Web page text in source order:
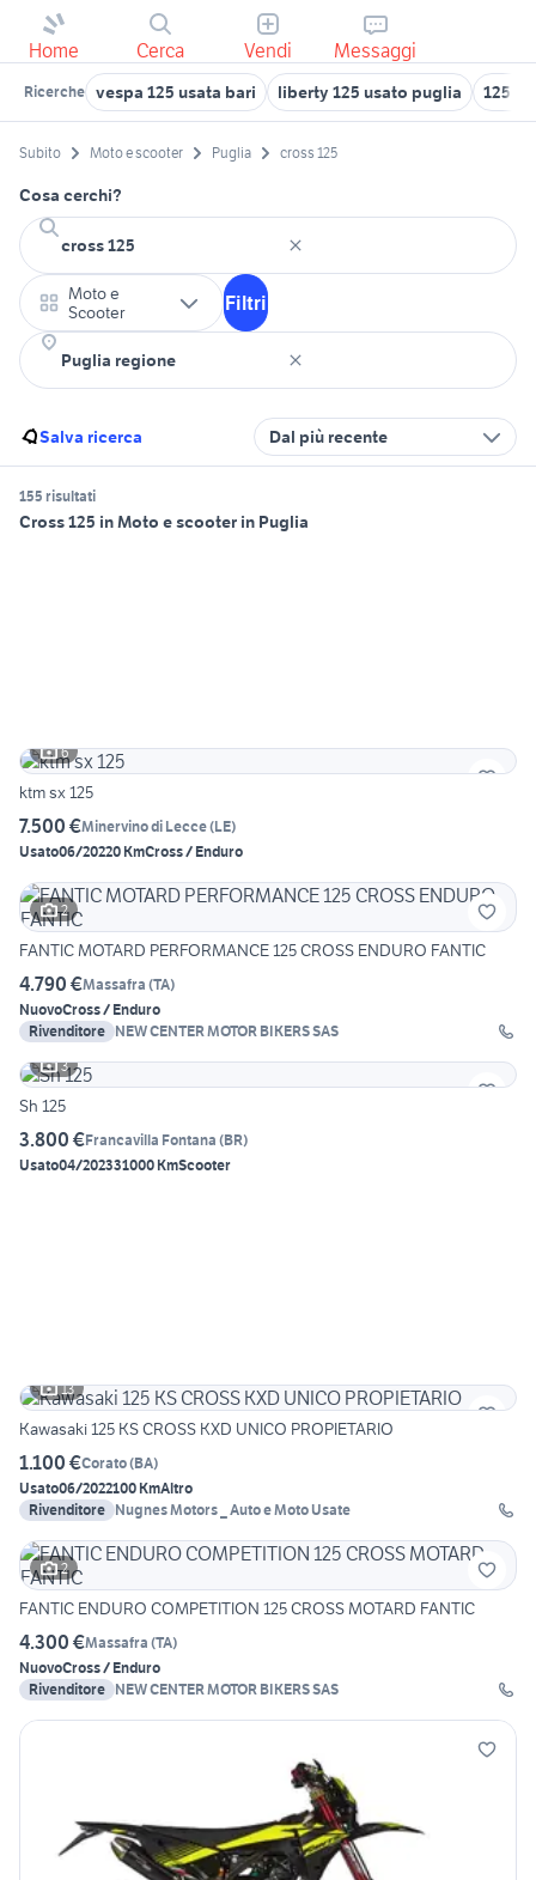
Home Cerca Vendi Messaggi
Ricerche vespa 125 usata bari liberty 125 usato puglia 125 a
Subito Moto e scooter Puglia cross 125
Cosa cerchi?
Moto e
Scooter
Filtri
Salva ricerca Dal più recente
155 risultati
Cross 125 in Moto e scooter in Puglia
6
ktm sx 125
7.500 €Minervino di Lecce(LE)
Usato06/20220 KmCross / Enduro
2
FANTIC MOTARD PERFORMANCE 125 CROSS ENDURO FANTIC
4.790 €Massafra (TA)
NuovoCross / Enduro
Rivenditore NEW CENTER MOTOR BIKERS SAS
3
Sh 125
3.800 €Francavilla Fontana (BR)
Usato04/202331000 KmScooter
13
Kawasaki 125 KS CROSS KXD UNICO PROPIETARIO
1.100 €Corato(BA)
Usato06/2022100 KmAltro
Rivenditore Nugnes Motors _ Auto e Moto Usate
2
FANTIC ENDURO COMPETITION 125 CROSS MOTARD FANTIC
4.300 €Massafra (TA)
NuovoCross / Enduro
Rivenditore NEW CENTER MOTOR BIKERS SAS